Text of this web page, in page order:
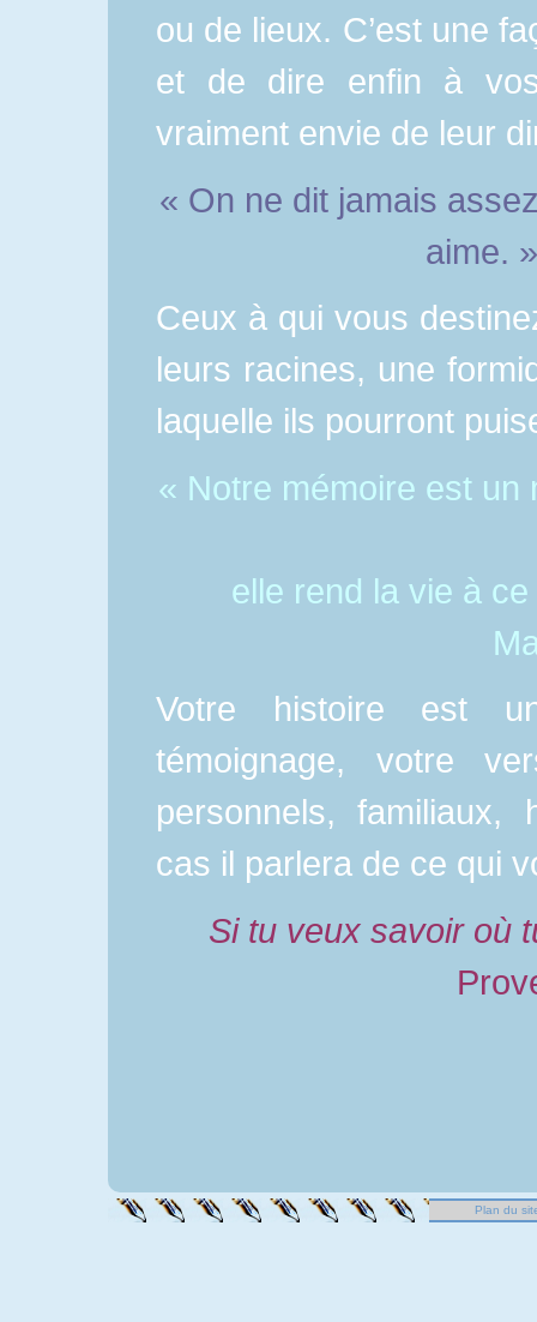
ou de lieux. C’est une
et de dire enfin à
vraiment envie de leur
« On ne dit jamais
aime.
Ceux à qui vous
leurs racines, une
laquelle ils pourront
« Notre mémoire est un
elle rend la vie à
Votre histoire est
témoignage, votre
personnels, familiaux,
cas il parlera de ce qui
Si tu veux savoir où
Plan du